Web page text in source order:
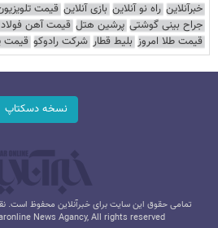
خبرآنلاین راه نو آنلاین بازی آنلاین قیمت
جراح بینی گوشتی پرشین هتل قیمت آهن فولاد
قیمت طلا امروز بلیط قطار شرکت رادوکو قیمت
نسخه دسکتاپ
تمامی حقوق این سایت برای خبرآنلاین محفوظ است.
News Agancy, All rights reserved